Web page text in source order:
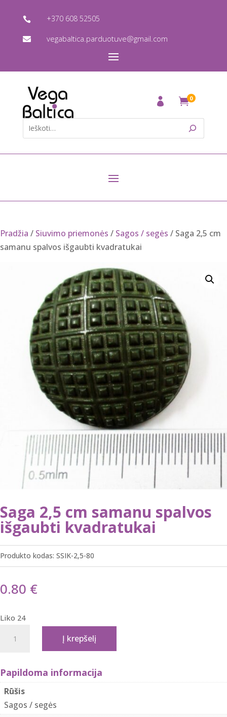
 +370 608 52505
 vegabaltica.parduotuve@gmail.com
0
Pradžia / Siuvimo priemonės / Sagos / segės / Saga 2,5 cm
samanu spalvos išgaubti kvadratukai
Saga 2,5 cm samanu spalvos
išgaubti kvadratukai
Produkto kodas: SSIK-2,5-80
0.80 €
Liko 24
kiekis:
2,5
cm
samanu
spalvos
Į krepšelį
Papildoma informacija
Rūšis
Sagos / segės